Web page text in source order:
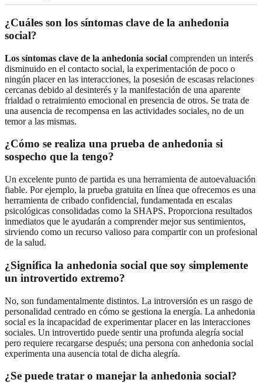
¿Cuáles son los síntomas clave de la anhedonia
social?
Los síntomas clave de la anhedonia social comprenden un interés
disminuido en el contacto social, la experimentación de poco o
ningún placer en las interacciones, la posesión de escasas relaciones
cercanas debido al desinterés y la manifestación de una aparente
frialdad o retraimiento emocional en presencia de otros. Se trata de
una ausencia de recompensa en las actividades sociales, no de un
temor a las mismas.
¿Cómo se realiza una prueba de anhedonia si
sospecho que la tengo?
Un excelente punto de partida es una herramienta de autoevaluación
fiable. Por ejemplo, la prueba gratuita en línea que ofrecemos es una
herramienta de cribado confidencial, fundamentada en escalas
psicológicas consolidadas como la SHAPS. Proporciona resultados
inmediatos que le ayudarán a comprender mejor sus sentimientos,
sirviendo como un recurso valioso para compartir con un profesional
de la salud.
¿Significa la anhedonia social que soy simplemente
un introvertido extremo?
No, son fundamentalmente distintos. La introversión es un rasgo de
personalidad centrado en cómo se gestiona la energía. La anhedonia
social es la incapacidad de experimentar placer en las interacciones
sociales. Un introvertido puede sentir una profunda alegría social
pero requiere recargarse después; una persona con anhedonia social
experimenta una ausencia total de dicha alegría.
¿Se puede tratar o manejar la anhedonia social?